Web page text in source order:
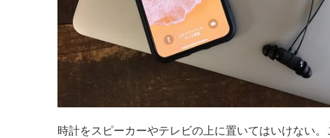
時計をスピーカーやテレビの上に置いてはいけない